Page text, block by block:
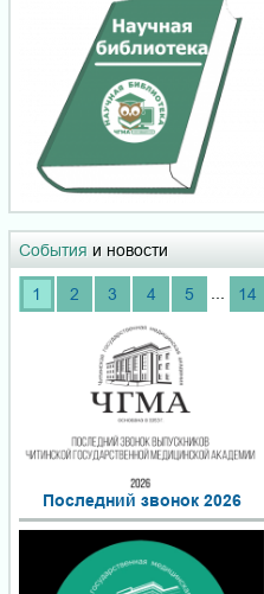
События и новости
1 2 3 4 5 ... 14
Последний звонок 2026